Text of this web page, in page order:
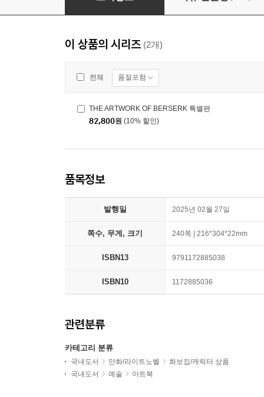
이 상품의 시리즈 (2개)
전체 품절포함
THE ARTWORK OF BERSERK 특별판
82,800원 (10% 할인)
품목정보
발행일 2025년 02월 27일
쪽수, 무게, 크기 240쪽 | 216*304*22mm
ISBN13 9791172885038
ISBN10 1172885036
관련분류
카테고리 분류
국내도서 만화/라이트노벨
화보집/캐릭터 상품
국내도서
예술 아트북